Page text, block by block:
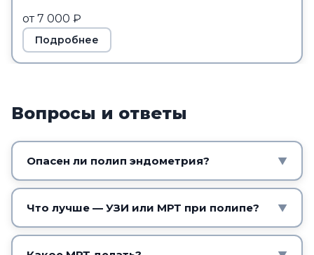
от 7 000 ₽
Подробнее
Вопросы и ответы
Опасен ли полип эндометрия? ▼
Большинство полипов доброкачественные,
но в редких случаях возможно
перерождение, особенно после менопаузы.
Что лучше — УЗИ или МРТ при полипе? ▼
Основной метод — УЗИ, его обычно